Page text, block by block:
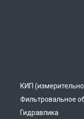
КИП
Фильтровальное
Гидравлика